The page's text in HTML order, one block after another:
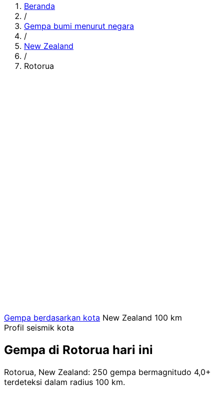
Beranda
/
Gempa bumi menurut negara
/
New Zealand
/
Rotorua
Gempa berdasarkan kota New Zealand 100 km
Profil seismik kota
Gempa di Rotorua hari ini
Rotorua, New Zealand: 250 gempa bermagnitudo 4,0+
terdeteksi dalam radius 100 km.